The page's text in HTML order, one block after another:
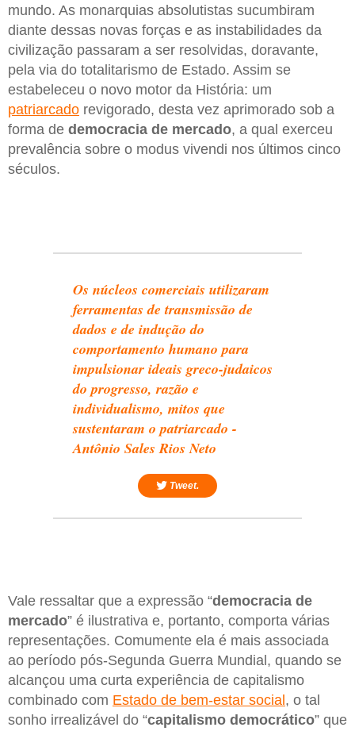
mundo. As monarquias absolutistas sucumbiram
diante dessas novas forças e as instabilidades da
civilização passaram a ser resolvidas, doravante,
pela via do totalitarismo de Estado. Assim se
estabeleceu o novo motor da História: um
patriarcado revigorado, desta vez aprimorado sob a
forma de democracia de mercado, a qual exerceu
prevalência sobre o modus vivendi nos últimos cinco
séculos.
Os núcleos comerciais utilizaram
ferramentas de transmissão de
dados e de indução do
comportamento humano para
impulsionar ideais greco-judaicos
do progresso, razão e
individualismo, mitos que
sustentaram o patriarcado -
Antônio Sales Rios Neto
Tweet.
Vale ressaltar que a expressão “democracia de
mercado” é ilustrativa e, portanto, comporta várias
representações. Comumente ela é mais associada
ao período pós-Segunda Guerra Mundial, quando se
alcançou uma curta experiência de capitalismo
combinado com Estado de bem-estar social , o tal
sonho irrealizável do “capitalismo democrático” que